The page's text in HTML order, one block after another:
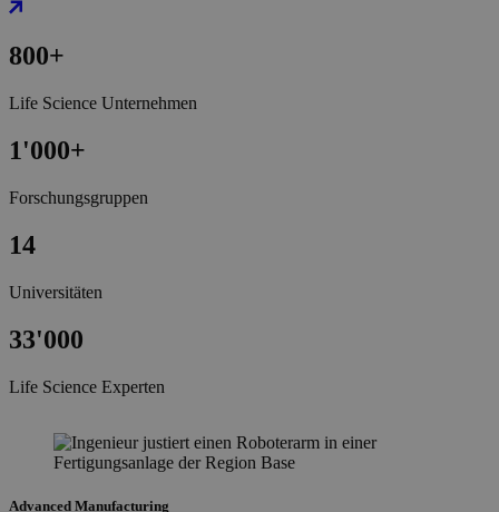
800+
Life Science Unternehmen
1'000+
Forschungsgruppen
14
Universitäten
33'000
Life Science Experten
Advanced Manufacturing